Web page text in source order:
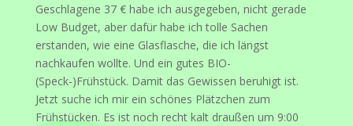
Geschlagene 37 € habe ich ausgegeben, nicht gerade
Low Budget, aber dafür habe ich tolle Sachen
erstanden, wie eine Glasflasche, die ich längst
nachkaufen wollte. Und ein gutes BIO-
(Speck-)Frühstück. Damit das Gewissen beruhigt ist.
Jetzt suche ich mir ein schönes Plätzchen zum
Frühstücken. Es ist noch recht kalt draußen um 9:00